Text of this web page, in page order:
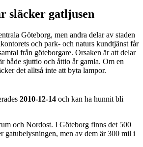
släcker gatljusen
Göteborg, men andra delar av staden
och park- och naturs kundtjänst får
från göteborgare. Orsaken är att delar
både sjuttio och åttio år gamla. Om en
det alltså inte att byta lampor.
2010-12-14 och kan ha hunnit bli
och Nordost. I Göteborg finns det 500
gatubelysningen, men av dem är 300 mil i